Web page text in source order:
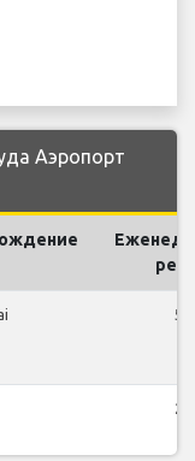
Аэропорт
56
28